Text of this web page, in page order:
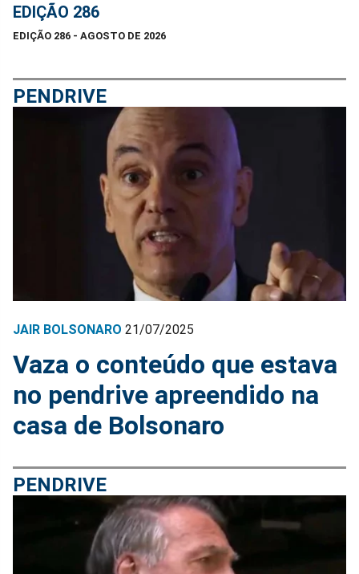
EDIÇÃO 286
EDIÇÃO 286 - AGOSTO DE 2026
PENDRIVE
JAIR BOLSONARO 21/07/2025
Vaza o conteúdo que estava
no pendrive apreendido na
casa de Bolsonaro
PENDRIVE